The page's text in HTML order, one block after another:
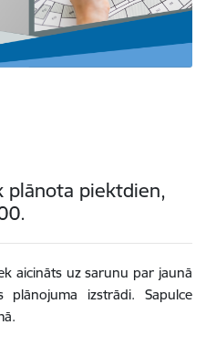
plānota piektdien,
aicināts uz sarunu par jaunā
plānojuma izstrādi. Sapulce